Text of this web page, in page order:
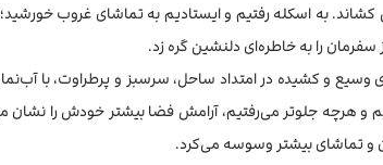
به اسکله رفتیم و ایستادیم به تماشای غروب خورشید؛
را به خاطره‌ای دلنشین گره زد.
و کشیده در امتداد ساحل، سرسبز و پرطراوت، با
هرچه جلوتر می‌رفتیم، آرامش فضا بیشتر خودش را نشان
و تماشای بیشتر وسوسه می‌کرد.